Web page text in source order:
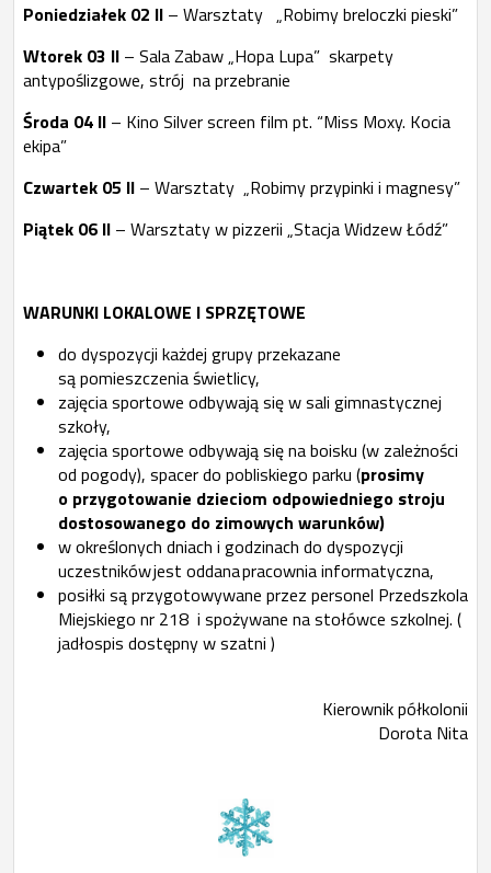
Poniedziałek 02 II – Warsztaty „Robimy breloczki pieski”
Wtorek 03 II – Sala Zabaw „Hopa Lupa” skarpety
antypoślizgowe, strój na przebranie
Środa 04 II – Kino Silver screen film pt. “Miss Moxy. Kocia
ekipa”
Czwartek 05 II – Warsztaty „Robimy przypinki i magnesy”
Piątek 06 II – Warsztaty w pizzerii „Stacja Widzew Łódź”
WARUNKI LOKALOWE I SPRZĘTOWE
do dyspozycji każdej grupy przekazane
są pomieszczenia świetlicy,
zajęcia sportowe odbywają się w sali gimnastycznej
szkoły,
zajęcia sportowe odbywają się na boisku (w zależności
od pogody), spacer do pobliskiego parku (prosimy
o przygotowanie dzieciom odpowiedniego stroju
dostosowanego do zimowych warunków)
w określonych dniach i godzinach do dyspozycji
uczestników jest oddana pracownia informatyczna,
posiłki są przygotowywane przez personel Przedszkola
Miejskiego nr 218 i spożywane na stołówce szkolnej. (
jadłospis dostępny w szatni )
Kierownik półkolonii
Dorota Nita